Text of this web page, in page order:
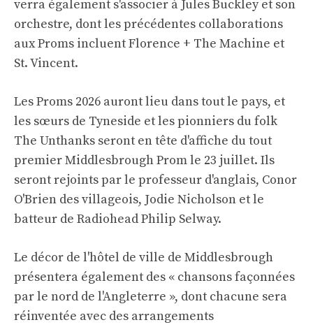
verra également s'associer à Jules Buckley et son
orchestre, dont les précédentes collaborations
aux Proms incluent Florence + The Machine et
St. Vincent.
Les Proms 2026 auront lieu dans tout le pays, et
les sœurs de Tyneside et les pionniers du folk
The Unthanks seront en tête d'affiche du tout
premier Middlesbrough Prom le 23 juillet. Ils
seront rejoints par le professeur d'anglais, Conor
O'Brien des villageois, Jodie Nicholson et le
batteur de Radiohead Philip Selway.
Le décor de l'hôtel de ville de Middlesbrough
présentera également des « chansons façonnées
par le nord de l'Angleterre », dont chacune sera
réinventée avec des arrangements